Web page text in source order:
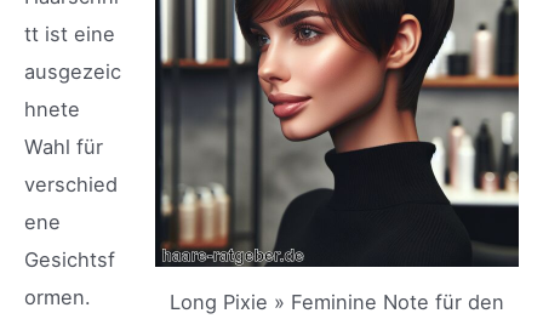
Long Pixie » Feminine Note für den
tt ist eine
ausgezeic
hnete
Wahl für
verschied
ene
Gesichtsf
ormen.